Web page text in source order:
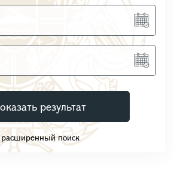
результат
расширенный поиск